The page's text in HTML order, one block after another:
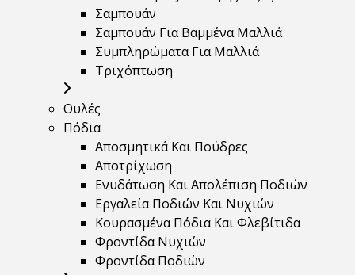
Σαμπουάν
Σαμπουάν Για Βαμμένα Μαλλιά
Συμπληρώματα Για Μαλλιά
Τριχόπτωση
Ουλές
Πόδια
Αποσμητικά Και Πούδρες
Αποτρίχωση
Ενυδάτωση Και Απολέπιση Ποδιών
Εργαλεία Ποδιών Και Νυχιών
Κουρασμένα Πόδια Και Φλεβίτιδα
Φροντίδα Νυχιών
Φροντίδα Ποδιών